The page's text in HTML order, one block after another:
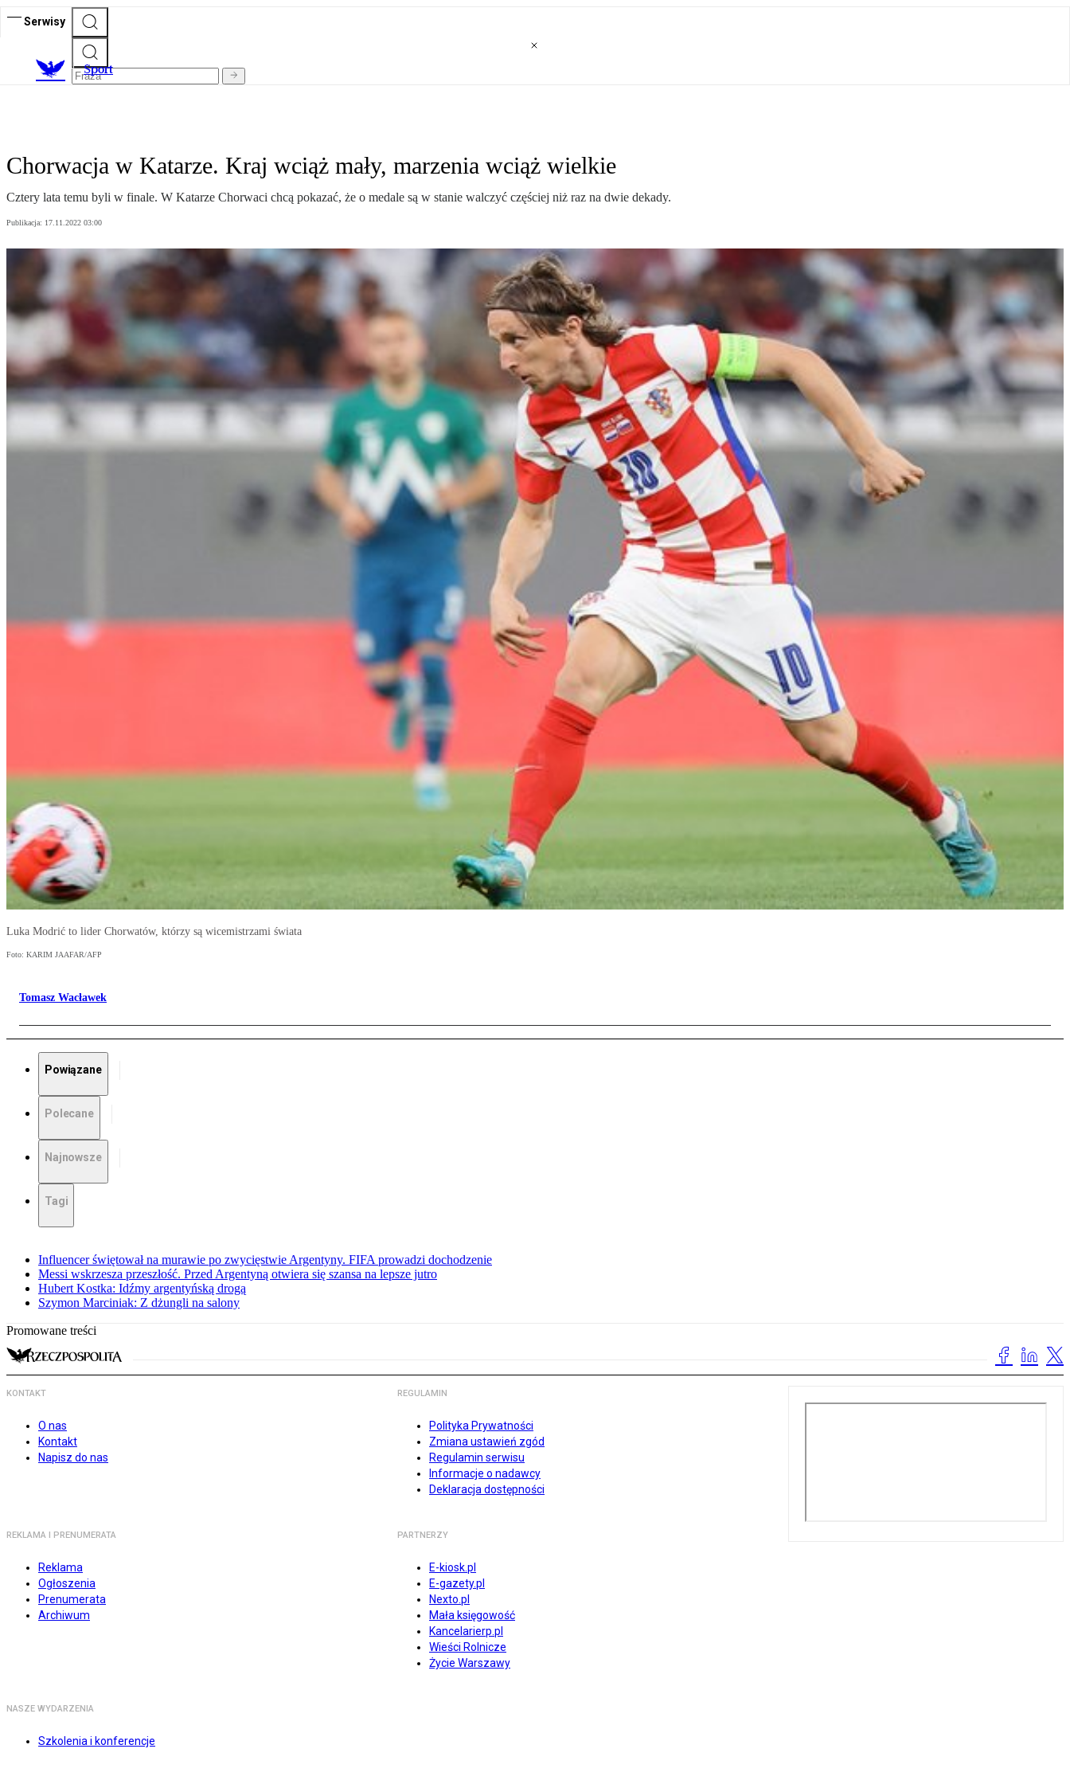
Serwisy
Sport
Chorwacja w Katarze. Kraj wciąż mały, marzenia wciąż wielkie
Cztery lata temu byli w finale. W Katarze Chorwaci chcą pokazać, że o medale są w stanie walczyć częściej niż raz na dwie dekady.
Publikacja: 17.11.2022 03:00
Luka Modrić to lider Chorwatów, którzy są wicemistrzami świata
Foto: KARIM JAAFAR/AFP
Tomasz Wacławek
Powiązane
Polecane
Najnowsze
Tagi
Influencer świętował na murawie po zwycięstwie Argentyny. FIFA prowadzi dochodzenie
Messi wskrzesza przeszłość. Przed Argentyną otwiera się szansa na lepsze jutro
Hubert Kostka: Idźmy argentyńską drogą
Szymon Marciniak: Z dżungli na salony
Promowane treści
KONTAKT
O nas
Kontakt
Napisz do nas
REGULAMIN
Polityka Prywatności
Zmiana ustawień zgód
Regulamin serwisu
Informacje o nadawcy
Deklaracja dostępności
REKLAMA I PRENUMERATA
Reklama
Ogłoszenia
Prenumerata
Archiwum
PARTNERZY
E-kiosk.pl
E-gazety.pl
Nexto.pl
Mała księgowość
Kancelarierp.pl
Wieści Rolnicze
Życie Warszawy
NASZE WYDARZENIA
Szkolenia i konferencje